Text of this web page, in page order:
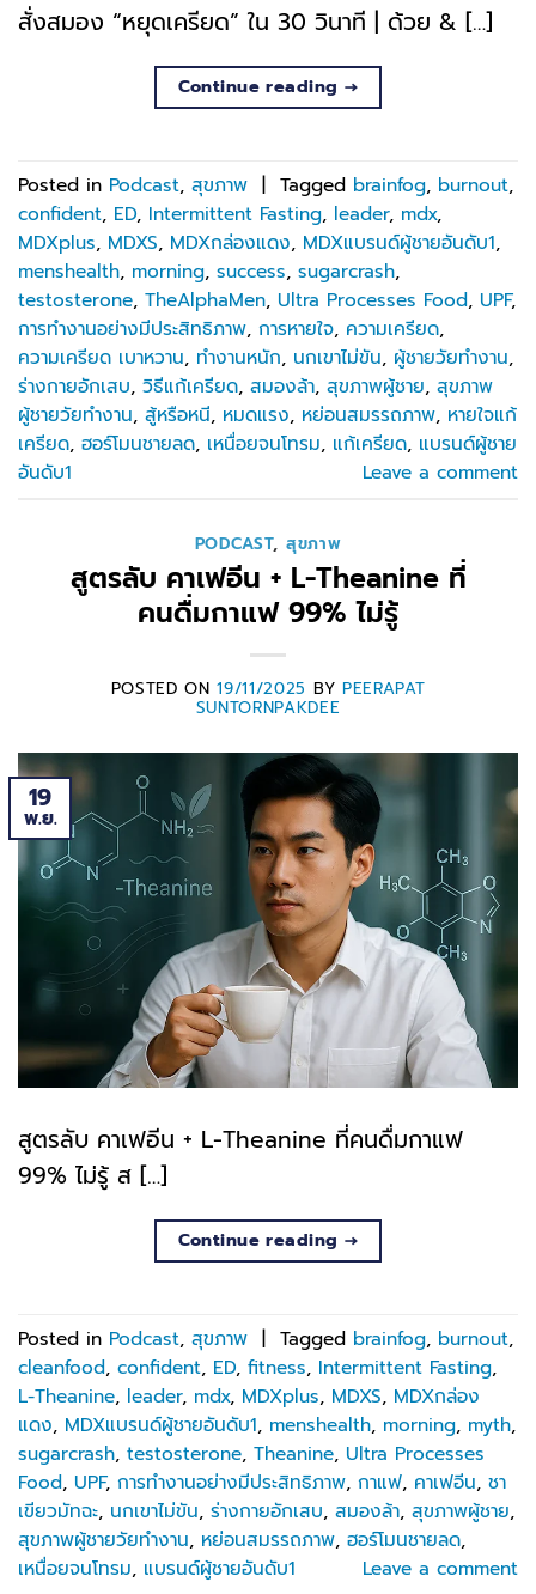
สั่งสมอง “หยุดเครียด” ใน 30 วินาที | ด้วย & […]
Continue reading →
Posted in Podcast, สุขภาพ | Tagged brainfog, burnout,
confident, ED, Intermittent Fasting, leader, mdx,
MDXplus, MDXS, MDXกล่องแดง, MDXแบรนด์ผู้ชายอันดับ1,
menshealth, morning, success, sugarcrash,
testosterone, TheAlphaMen, Ultra Processes Food, UPF,
การทำงานอย่างมีประสิทธิภาพ, การหายใจ, ความเครียด,
ความเครียด เบาหวาน, ทำงานหนัก, นกเขาไม่ขัน, ผู้ชายวัยทำงาน,
ร่างกายอักเสบ, วิธีแก้เครียด, สมองล้า, สุขภาพผู้ชาย, สุขภาพ
ผู้ชายวัยทำงาน, สู้หรือหนี, หมดแรง, หย่อนสมรรถภาพ, หายใจแก้
เครียด, ฮอร์โมนชายลด, เหนื่อยจนโทรม, แก้เครียด, แบรนด์ผู้ชาย
อันดับ1
Leave a comment
PODCAST, สุขภาพ
สูตรลับ คาเฟอีน + L-Theanine ที่
คนดื่มกาแฟ 99% ไม่รู้
POSTED ON19/11/2025 BY PEERAPAT
SUNTORNPAKDEE
19
พ.ย.
สูตรลับ คาเฟอีน + L-Theanine ที่คนดื่มกาแฟ
99% ไม่รู้ ส […]
Continue reading →
Posted in Podcast, สุขภาพ | Tagged brainfog, burnout,
cleanfood, confident, ED, fitness, Intermittent Fasting,
L-Theanine, leader, mdx, MDXplus, MDXS, MDXกล่อง
แดง, MDXแบรนด์ผู้ชายอันดับ1, menshealth, morning, myth,
sugarcrash, testosterone, Theanine, Ultra Processes
Food, UPF, การทำงานอย่างมีประสิทธิภาพ, กาแฟ, คาเฟอีน, ชา
เขียวมัทฉะ, นกเขาไม่ขัน, ร่างกายอักเสบ, สมองล้า, สุขภาพผู้ชาย,
สุขภาพผู้ชายวัยทำงาน, หย่อนสมรรถภาพ, ฮอร์โมนชายลด,
เหนื่อยจนโทรม, แบรนด์ผู้ชายอันดับ1 Leave a comment